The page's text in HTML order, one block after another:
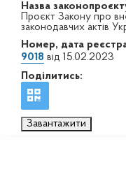
Назва
Проєкт Закону про
законодавчих актів
Номер, дата
9018 від 15.02.2023
Поділитись:
Завантажити